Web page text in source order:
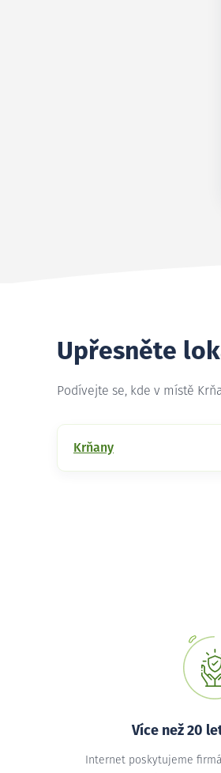
Upřesněte
Podívejte se, kde v místě
Krňany
Více než 20
Internet poskytujeme